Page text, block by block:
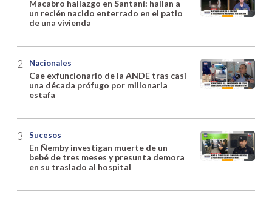
Macabro hallazgo en Santaní: hallan a
un recién nacido enterrado en el patio
de una vivienda
Nacionales
Cae exfuncionario de la ANDE tras casi
una década prófugo por millonaria
estafa
Sucesos
En Ñemby investigan muerte de un
bebé de tres meses y presunta demora
en su traslado al hospital